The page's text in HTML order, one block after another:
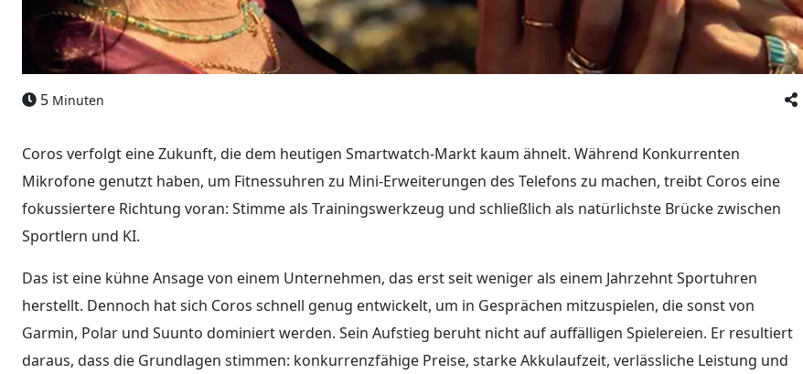
5 Minuten
Coros verfolgt eine Zukunft, die dem heutigen Smartwatch-Markt kaum ähnelt. Während Konkurrenten
Mikrofone genutzt haben, um Fitnessuhren zu Mini-Erweiterungen des Telefons zu machen, treibt Coros eine
fokussiertere Richtung voran: Stimme als Trainingswerkzeug und schließlich als natürlichste Brücke zwischen
Sportlern und KI.
Das ist eine kühne Ansage von einem Unternehmen, das erst seit weniger als einem Jahrzehnt Sportuhren
herstellt. Dennoch hat sich Coros schnell genug entwickelt, um in Gesprächen mitzuspielen, die sonst von
Garmin, Polar und Suunto dominiert werden. Sein Aufstieg beruht nicht auf auffälligen Spielereien. Er resultiert
daraus, dass die Grundlagen stimmen: konkurrenzfähige Preise, starke Akkulaufzeit, verlässliche Leistung und